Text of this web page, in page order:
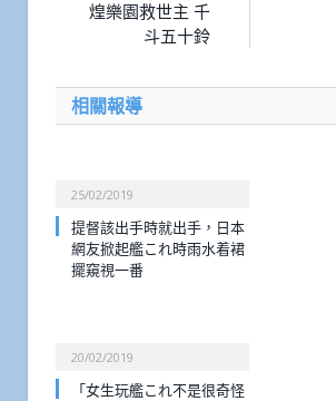
煌樂園救世主 千
斗五十鈴
相關報導
25/02/2019
提督該出手時就出手，日本
網友掀起艦これ時雨水着裙
擺窺視一番
20/02/2019
「女生玩艦これ不是很奇怪